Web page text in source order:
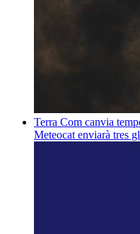
Terra Com canvia
Meteocat enviarà tres